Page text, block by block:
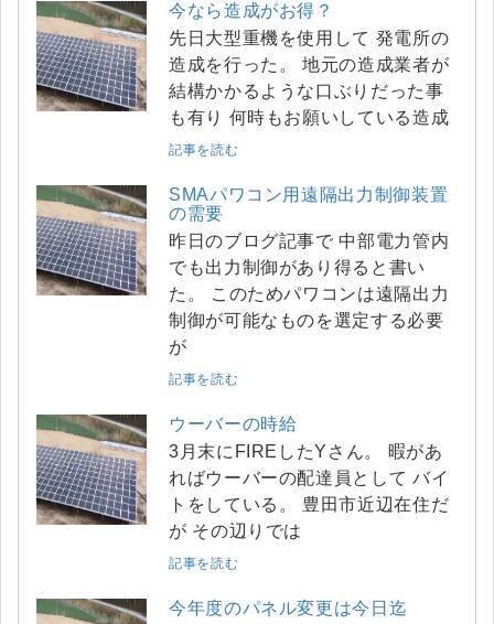
今なら造成がお得？
先日大型重機を使用して 発電所の
造成を行った。 地元の造成業者が
結構かかるような口ぶりだった事
も有り 何時もお願いしている造成
記事を読む
SMAパワコン用遠隔出力制御装置
の需要
昨日のブログ記事で 中部電力管内
でも出力制御があり得ると書い
た。 このためパワコンは遠隔出力
制御が可能なものを選定する必要
が
記事を読む
ウーバーの時給
3月末にFIREしたYさん。 暇があ
ればウーバーの配達員として バイ
トをしている。 豊田市近辺在住だ
が その辺りでは
記事を読む
今年度のパネル変更は今日迄